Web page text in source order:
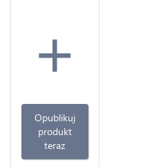
+
Opublikuj
produkt
teraz